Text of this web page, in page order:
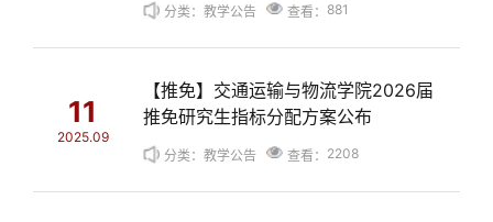
分类：教学公告 查看： 881
11
2025.09
【推免】交通运输与物流学院2026届
推免研究生指标分配方案公布
分类：教学公告 查看： 2208